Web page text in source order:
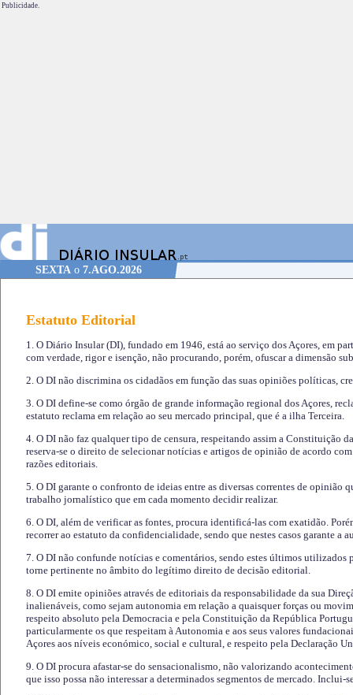
Publicidade.
SEXTA o 7.AGO.2026
Estatuto Editorial
1. O Diário Insular (DI), fundado em 1946, está ao serviço dos Açores, em
com verdade, rigor e isenção, não procurando, porém, ofuscar a dimensão
2. O DI não discrimina os cidadãos em função das suas opiniões políticas,
3. O DI define-se como órgão de grande informação regional dos Açores,
estatuto reclama em relação ao seu mercado principal, que é a ilha Terceira.
4. O DI não faz qualquer tipo de censura, respeitando assim a Constituição
reserva-se o direito de selecionar notícias e artigos de opinião de acordo
razões editoriais.
5. O DI garante o confronto de ideias entre as diversas correntes de opinião
trabalho jornalístico que em cada momento decidir realizar.
6. O DI, além de verificar as fontes, procura identificá-las com exatidão.
recorrer ao estatuto da confidencialidade, sendo que nestes casos garante a
7. O DI não confunde notícias e comentários, sendo estes últimos utilizados
torne pertinente no âmbito do legítimo direito de decisão editorial.
8. O DI emite opiniões através de editoriais da responsabilidade da sua
inalienáveis, como sejam autonomia em relação a quaisquer forças ou
respeito absoluto pela Democracia e pela Constituição da República
particularmente os que respeitam à Autonomia e aos seus valores
Açores aos níveis económico, social e cultural, e respeito pela Declaração
9. O DI procura afastar-se do sensacionalismo, não valorizando
que isso possa não interessar a determinados segmentos de mercado.